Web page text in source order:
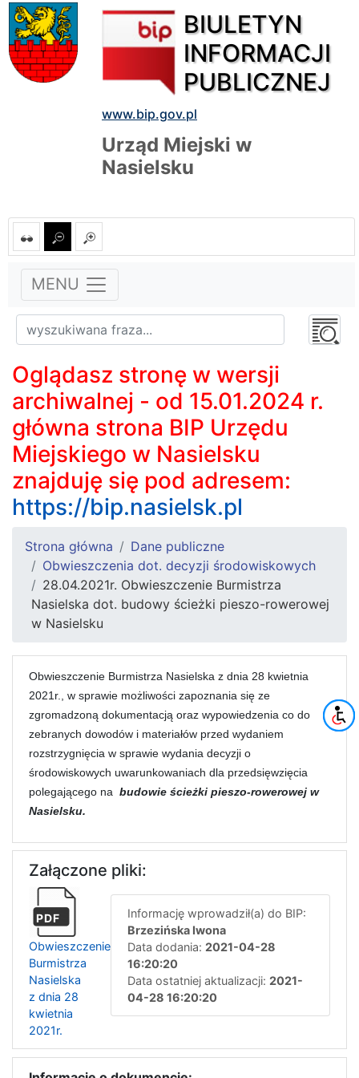
BIULETYN
INFORMACJI
PUBLICZNEJ
www.bip.gov.pl
Urząd Miejski w
Nasielsku
MENU
Oglądasz stronę w wersji
archiwalnej - od 15.01.2024 r.
główna strona BIP Urzędu
Miejskiego w Nasielsku
znajduję się pod adresem:
https://bip.nasielsk.pl
Strona główna
Dane publiczne
Obwieszczenia dot. decyzji środowiskowych
28.04.2021r. Obwieszczenie Burmistrza
Nasielska dot. budowy ścieżki pieszo-rowerowej
w Nasielsku
Obwieszczenie Burmistrza Nasielska z dnia 28 kwietnia
2021r., w sprawie możliwości zapoznania się ze
zgromadzoną dokumentacją oraz wypowiedzenia co do
zebranych dowodów i materiałów przed wydaniem
rozstrzygnięcia w sprawie wydania decyzji o
środowiskowych uwarunkowaniach dla przedsięwzięcia
polegającego na budowie ścieżki pieszo-rowerowej w
Nasielsku.
Załączone pliki:
PDF
Obwieszczenie
Burmistrza
Nasielska
z dnia 28
kwietnia
2021r.
Informację wprowadził(a) do BIP:
Brzezińska Iwona
Data dodania: 2021-04-28
16:20:20
Data ostatniej aktualizacji: 2021-
04-28 16:20:20